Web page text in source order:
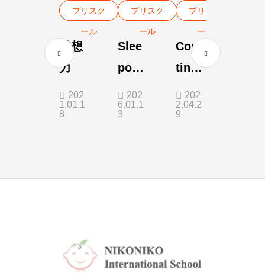
プリスク
ール
発想
力
202
1.01.1
8
プリスク
ール
Slee
pove
r
Nigh
202
6.01.1
3
プリスク
ール
Coun
ting
is
Fun!
202
2.04.2
9